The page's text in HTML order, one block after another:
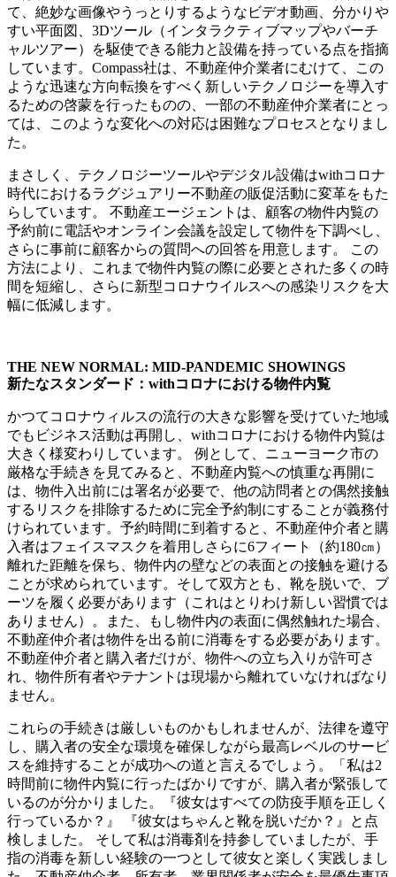
て、 絶妙な画像やうっとりするようなビデオ動画、 分かりや
すい平面図、3Dツール（インタラクティブマップやバーチ
ャルツアー）
を駆使できる能力と設備を持っている点を指摘
しています。 Compass社は、不動産仲介業者にむけて、
この
ような迅速な方向転換をすべく新しいテクノロジーを導入す
るための啓蒙を行ったものの、一部の不動産仲介業者にとっ
ては、
このような変化への対応は困難なプロセスとなりまし
た。
まさしく、 テクノロジーツールやデジタル設備はwithコロナ
時代におけるラグジュアリー不動産の販促活動に変革をもた
らしています。 不動産エージェントは、 顧客の物件内覧の
予約前に電話やオンライン会議を設定して物件を下調べし、
さらに事前に顧客からの質問への回答を用意します。 この
方法により、
これまで物件内覧の際に必要とされた多くの時
間を短縮し、
さらに新型コロナウイルスへの感染リスクを大
幅に低減します。
THE NEW NORMAL: MID-PANDEMIC SHOWINGS
新たなスタンダード：withコロナにおける物件内覧
かつてコロナウィルスの流行の大きな影響を受けていた地域
でもビジネス活動は再開し、 withコロナにおける物件内覧は
大きく様変わりしています。 例として、ニューヨーク市の
厳格な手続きを見てみると、 不動産内覧への慎重な再開に
は、物件入出前には署名が必要で、 他の訪問者との偶然接触
するリスクを排除するために完全予約制にすることが義務付
けられています。予約時間に到着すると、 不動産仲介者と購
入者はフェイスマスクを着用しさらに6フィート
（約180㎝）
離れた距離を保ち、 物件内の壁などの表面との接触を避ける
ことが求められています。 そして双方とも、靴を脱いで、ブ
ーツを履く必要があります（ これはとりわけ新しい習慣では
ありません）。また、
もし物件内の表面に偶然触れた場合、
不動産仲介者は物件を出る前に消毒をする必要があります。
不動産仲介者と購入者だけが、物件への立ち入りが許可さ
れ、 物件所有者やテナントは現場から離れていなければなり
ません。
これらの手続きは厳しいものかもしれませんが、法律を遵守
し、 購入者の安全な環境を確保しながら最高レベルのサービ
スを維持することが成功への道と言えるでしょう。「 私は2
時間前に物件内覧に行ったばかりですが、 購入者が緊張して
いるのが分かりました。『彼女はすべての防疫手順を正しく
行っているか？』 『彼女はちゃんと靴を脱いだか？』と点
検しました。 そして私は消毒剤を持参していましたが、 手
指の消毒を新しい経験の一つとして彼女と楽しく実践しまし